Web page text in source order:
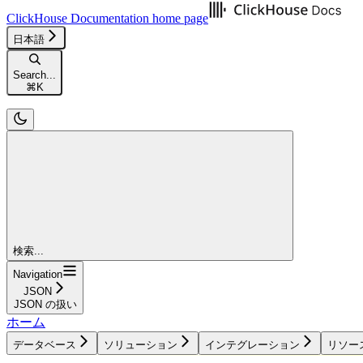
ClickHouse Documentation home page
日本語
Search...
⌘ K
検索...
Navigation
JSON
JSON の扱い
ホーム
データベース ソリューション インテグレーション リソー